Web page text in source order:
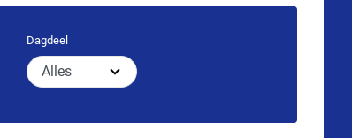
Dagdeel